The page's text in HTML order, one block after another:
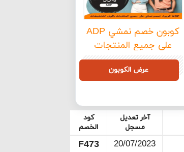
كوبون خصم نمشي ADP
على جميع المنتجات
بأقوى التخفيضات
عرض الكوبون
آخر تعديل
مسجل
كود
الخصم
20/07/2023
F473